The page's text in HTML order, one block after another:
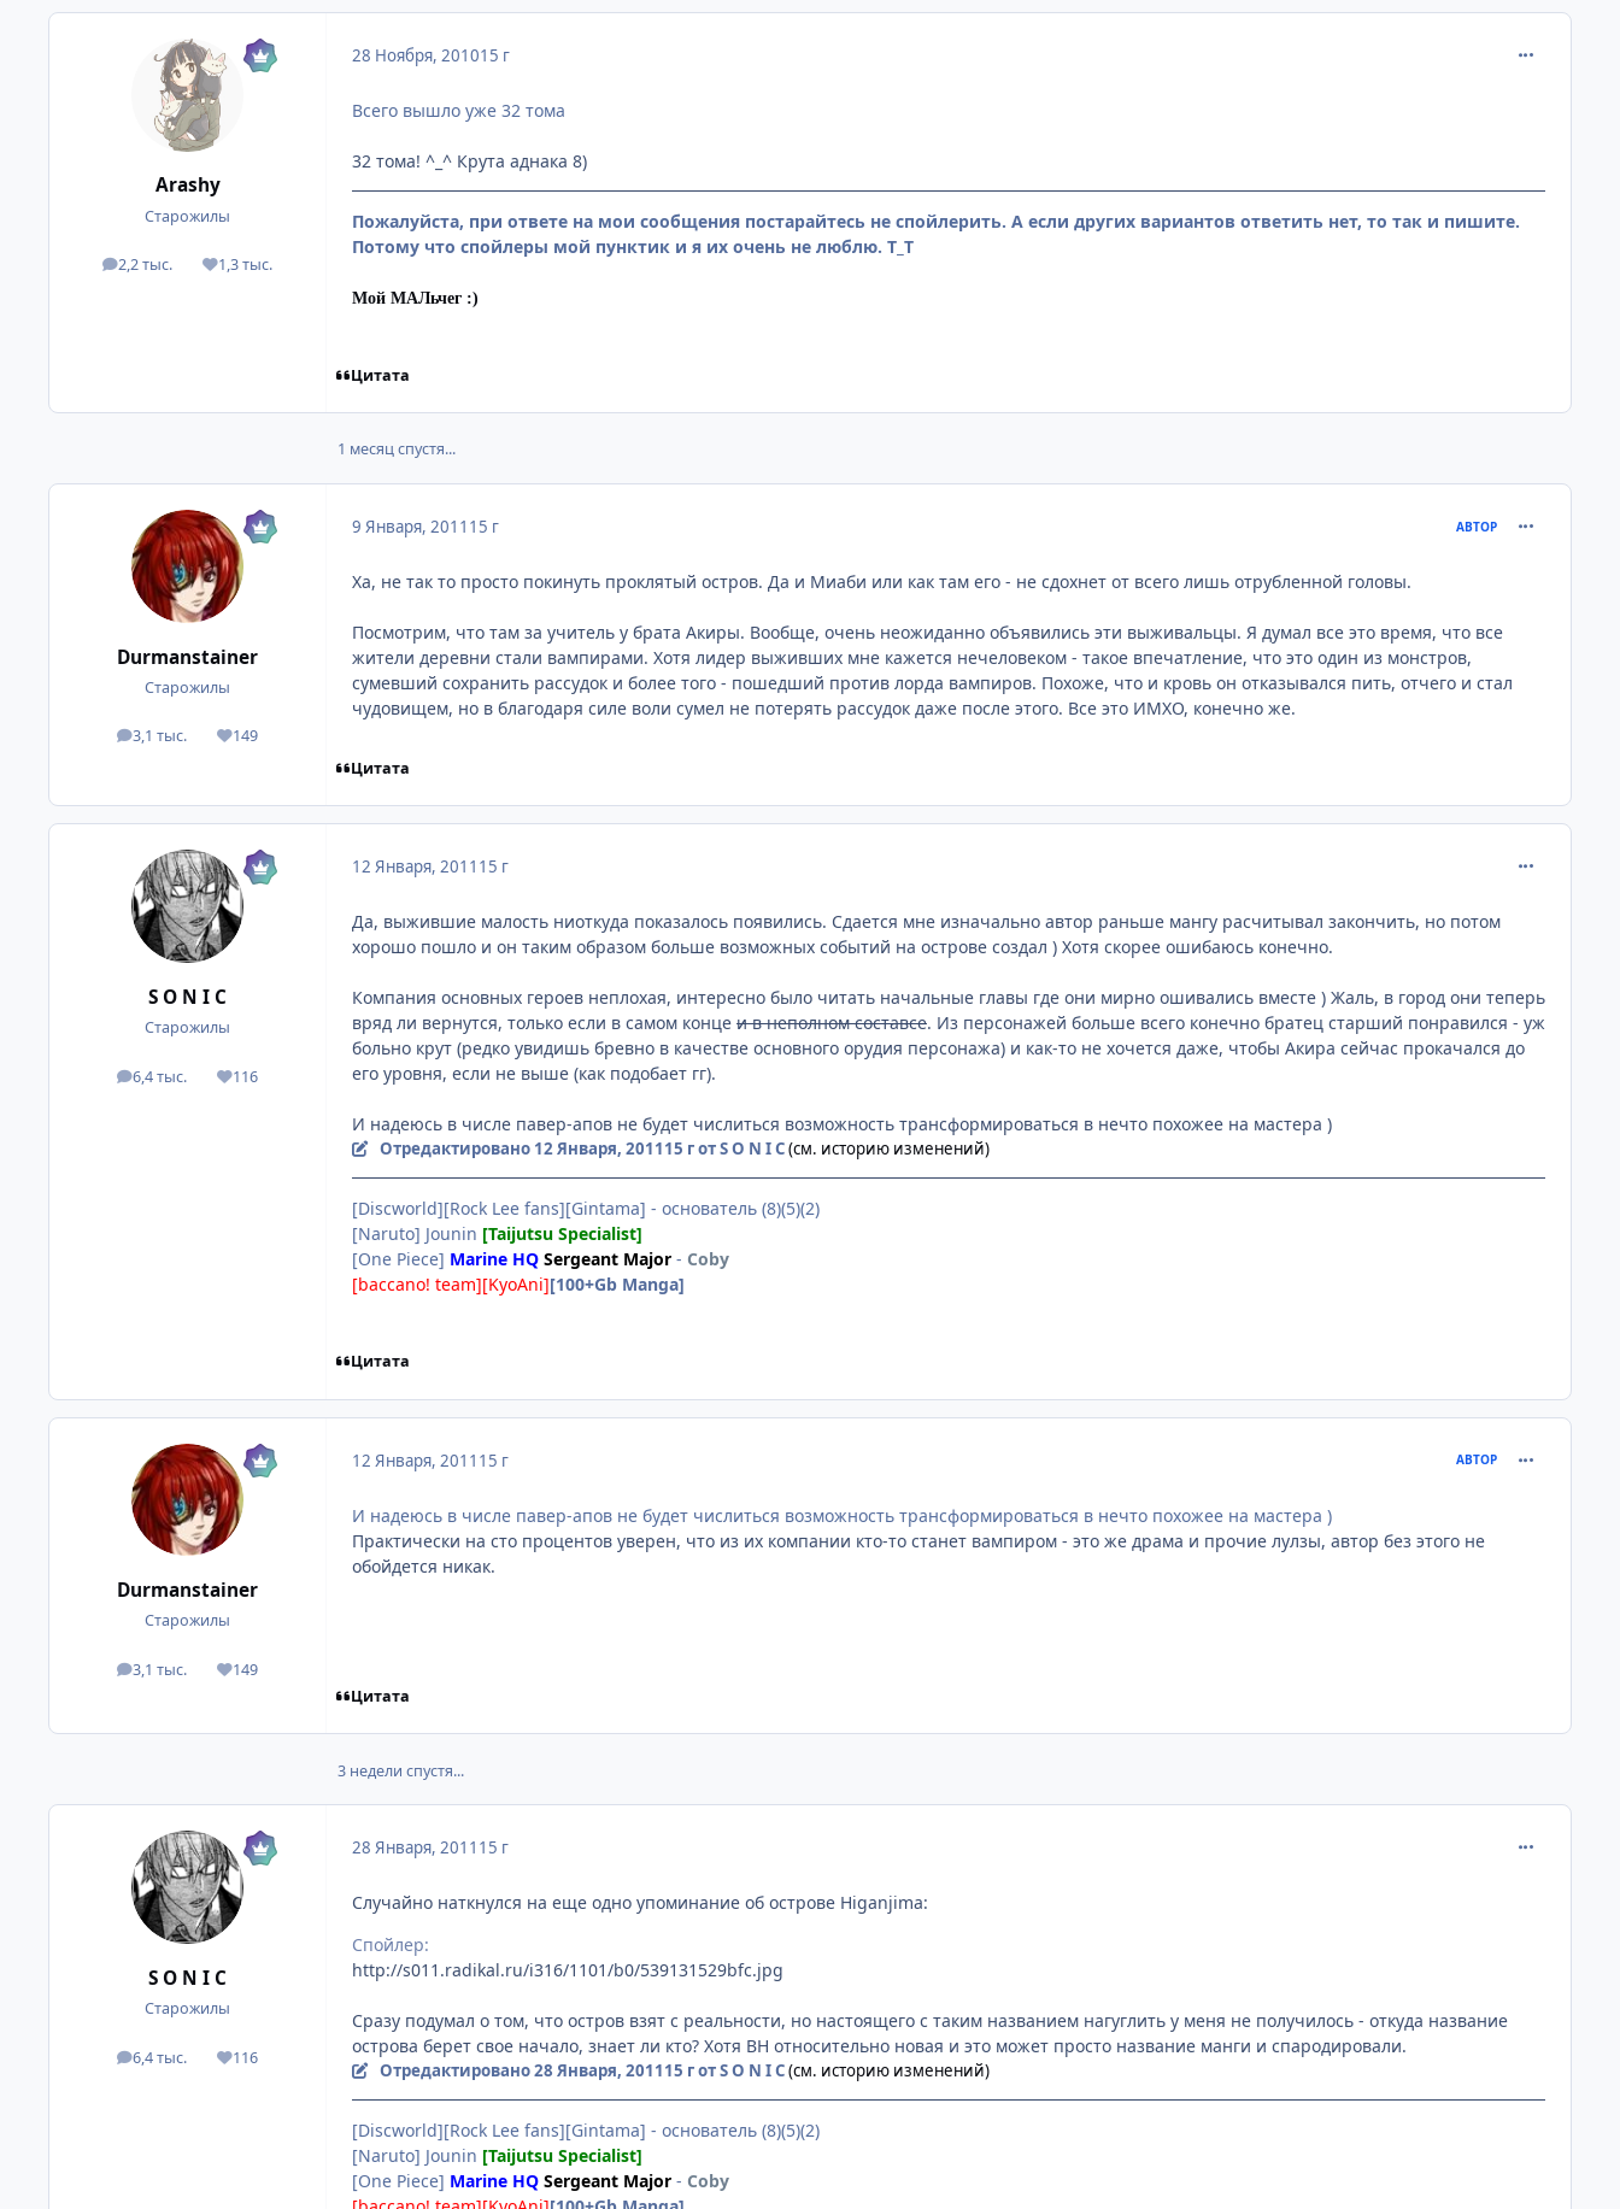
Arashy
Старожилы
2,2 тыс.
посты 1,3 тыс.
Репутация
28 Ноября, 201015 г
Всего вышло уже 32 тома
32 тома! ^_^ Крута аднака 8)
Пожалуйста, при ответе на мои сообщения постарайтесь не спойлерить. А если других вариантов ответить нет, то так и пишите.
Потому что спойлеры мой пунктик и я их очень не люблю. Т_Т
Мой МАЛьчег :)
Цитата
1 месяц спустя...
Durmanstainer
Старожилы
3,1 тыс.
посты 149
Репутация
9 Января, 2011 15 г АВТОР
Ха, не так то просто покинуть проклятый остров. Да и Миаби или как там его - не сдохнет от всего лишь отрубленной головы.
Посмотрим, что там за учитель у брата Акиры. Вообще, очень неожиданно объявились эти выживальцы. Я думал все это время, что все
жители деревни стали вампирами. Хотя лидер выживших мне кажется нечеловеком - такое впечатление, что это один из монстров,
сумевший сохранить рассудок и более того - пошедший против лорда вампиров. Похоже, что и кровь он отказывался пить, отчего и стал
чудовищем, но в благодаря силе воли сумел не потерять рассудок даже после этого. Все это ИМХО, конечно же.
Цитата
S O N I C
Старожилы
6,4 тыс.
посты 116
Репутация
12 Января, 2011 15 г
Да, выжившие малость ниоткуда показалось появились. Сдается мне изначально автор раньше мангу расчитывал закончить, но потом
хорошо пошло и он таким образом больше возможных событий на острове создал ) Хотя скорее ошибаюсь конечно.
Компания основных героев неплохая, интересно было читать начальные главы где они мирно ошивались вместе ) Жаль, в город они теперь
вряд ли вернутся, только если в самом конце и в неполном составсе. Из персонажей больше всего конечно братец старший понравился - уж
больно крут (редко увидишь бревно в качестве основного орудия персонажа) и как-то не хочется даже, чтобы Акира сейчас прокачался до
его уровня, если не выше (как подобает гг).
И надеюсь в числе павер-апов не будет числиться возможность трансформироваться в нечто похожее на мастера )
Отредактировано 12 Января, 201115 гот S O N I C(см. историю изменений)
[Discworld][Rock Lee fans][Gintama] - основатель (8)(5)(2)
[Naruto] Jounin [Taijutsu Specialist]
[One Piece] Marine HQ Sergeant Major - Coby
[baccano! team][KyoAni][100+Gb Manga]
Цитата
Durmanstainer
Старожилы
3,1 тыс.
посты 149
Репутация
12 Января, 2011 15 г АВТОР
И надеюсь в числе павер-апов не будет числиться возможность трансформироваться в нечто похожее на мастера )
Практически на сто процентов уверен, что из их компании кто-то станет вампиром - это же драма и прочие лулзы, автор без этого не
обойдется никак.
Цитата
3 недели спустя...
S O N I C
Старожилы
6,4 тыс.
посты 116
Репутация
28 Января, 2011 15 г
Случайно наткнулся на еще одно упоминание об острове Higanjima:
Спойлер:
http://s011.radikal.ru/i316/1101/b0/539131529bfc.jpg
Сразу подумал о том, что остров взят с реальности, но настоящего с таким названием нагуглить у меня не получилось - откуда название
острова берет свое начало, знает ли кто? Хотя ВН относительно новая и это может просто название манги и спародировали.
Отредактировано28 Января, 201115 гот S O N I C(см. историю изменений)
[Discworld][Rock Lee fans][Gintama] - основатель (8)(5)(2)
[Naruto] Jounin [Taijutsu Specialist]
[One Piece] Marine HQ Sergeant Major - Coby